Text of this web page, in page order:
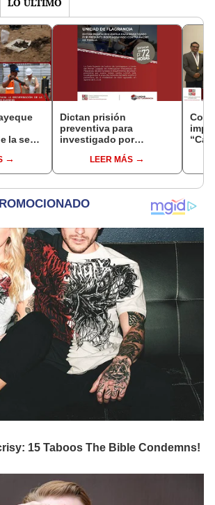
la sede
Dictan prisión
preventiva para
investigado por
contra madre de familia
LEER MÁS